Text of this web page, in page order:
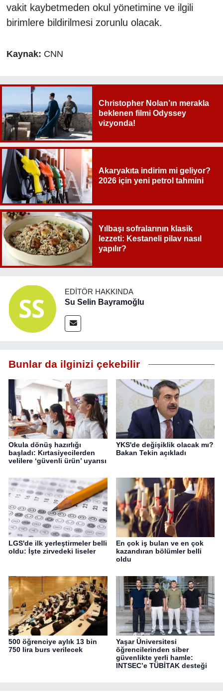
vakit kaybetmeden okul yönetimine ve ilgili
birimlere bildirilmesi zorunlu olacak.
Kaynak: CNN
Christopher Nolan’ın merakla
beklenen filmi Odyssey
vizyonda!
Akaryakıta indirim mi geliyor?
2026 için yeni petrol tahmini
Yılbaşı sofralarının klasik
lezzeti: Kestaneli pilav nasıl
yapılır?
EDITÖR HAKKINDA
Su Selin Bayramoğlu
Bunlar da ilginizi çekebilir
Okula dönüş hazırlığı
başladı: Kırtasiyecilerden
velilere ‘güvenli ürün’ uyarısı
YKS'de değişiklik olacak mı?
Bakan Tekin açıkladı
LGS'de ilk yerleştirmeler belli
oldu: İşte zirvedeki liseler
En çok iş bulan ve en çok
kazandıran bölümler belli
oldu
500 öğrenciye aylık 13 bin
750 lira burs verilecek
Yaşar Üniversitesi
öğrencilerinden siber
güvenlikte yerli hamle:
INTSEC’e TÜBİTAK desteği